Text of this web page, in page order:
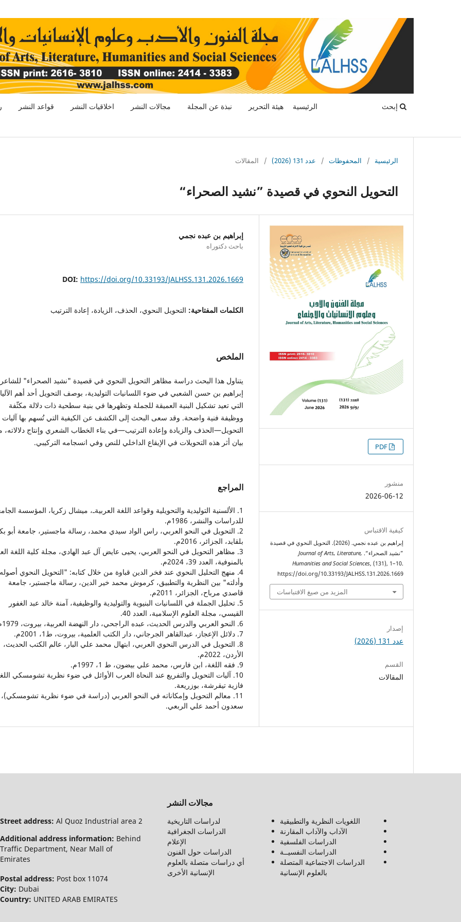
الرئيسية هيئة التحرير نبذة عن المجلة مجالات النشر اخلاقيات النشر قواعد النشر إبحث
الرئيسية / المحفوظات / عدد 131 (2026) / المقالات
التحويل النحوي في قصيدة ”نشيد الصحراء“
إبراهيم بن عبده نجمي
باحث دكتوراه
DOI: https://doi.org/10.33193/JALHSS.131.2026.1669
الكلمات المفتاحية: التحويل النحوي، الحذف، الزيادة، إعادة الترتيب
الملخص
يتناول هذا البحث دراسة مظاهر التحويل النحوي في قصيدة "نشيد الصحراء" للشاعر
إبراهيم بن حسن الشعبي في ضوء اللسانيات التوليدية، بوصف التحويل أحد أهم
التي تعيد تشكيل البنية العميقة للجملة وتظهرها في بنية سطحية ذات دلالة مكثّفة
ووظيفة فنية واضحة. وقد سعى البحث إلى الكشف عن الكيفية التي تُسهم بها آليات
التحويل—الحذف والزيادة وإعادة الترتيب—في بناء الخطاب الشعري وإنتاج دلالاته،
بيان أثر هذه التحويلات في الإيقاع الداخلي للنص وفي انسجامه التركيبي.
المراجع
1. الألسنية التوليدية والتحويلية وقواعد اللغة العربيةـ، ميشال زكريا، المؤسسة
للدراسات والنشر، 1986م.
2. التحويل في النحو العربي، راس الواد سيدي محمد، رسالة ماجستير، جامعة أبو
بلقايد، الجزائر، 2016م.
3. مظاهر التحويل في النحو العربي، يحيى عايض آل عبد الهادي، مجلة كلية اللغة
بالمنوفية، العدد 39، 2024م.
4. منهج التحليل النحوي عند فخر الدين قباوة من خلال كتابه: "التحويل النحوي أصوله
وأدلته" بين النظرية والتطبيق، كرموش محمد خير الدين، رسالة ماجستير، جامعة
قاصدي مرباح، الجزائر، 2011م.
5. تحليل الجملة في اللسانيات البنيوية والتوليدية والوظيفية، آمنة خالد عبد الغفور
القيسي، مجلة العلوم الإسلامية، العدد 40.
6. النحو العربي والدرس الحديث، عبده الراجحي، دار النهضة العربية، بيروت، 1979م.
7. دلائل الإعجاز، عبدالقاهر الجرجاني، دار الكتب العلمية، بيروت، ط1، 2001م.
8. التحويل في الدرس النحوي العربي، ابتهال محمد علي البار، عالم الكتب الحديث،
الأردن، 2022م.
9. فقه اللغة، ابن فارس، محمد علي بيضون، ط 1، 1997م.
10. آليات التحويل والتفريع عند النحاة العرب الأوائل في ضوء نظرية تشومسكي
فازية تيقرشة، بوزريعة.
11. معالم التحويل وإمكاناته في النحو العربي (دراسة في ضوء نظرية تشومسكي)،
سعدون أحمد علي الربعي.
التنزيلات
PDF
منشور
2026-06-12
كيفية الاقتباس
إبراهيم بن عبده نجمي. (2026). التحويل النحوي في قصيدة
”نشيد الصحراء“. Journal of Arts, Literature,
Humanities and Social Sciences, (131), 1–10.
https://doi.org/10.33193/JALHSS.131.2026.1669
المزيد من صيغ الاقتباسات
إصدار
عدد 131 (2026)
القسم
المقالات
مجالات النشر
اللغويات النظرية والتطبيقية
الآداب والآداب المقارنة
الدراسات الفلسفية
الدراسات النفسيــة
الدراسات الاجتماعية المتصلة
بالعلوم الإنسانية
لدراسات التاريخية
الدراسات الجغرافية
الإعلام
الدراسات حول الفنون
أي دراسات متصلة بالعلوم
الإنسانية الأخرى
Street address: Al Quoz Industrial area 2
Additional address information: Behind
Traffic Department, Near Mall of
Emirates
Postal address: Post box 11074
City: Dubai
Country: UNITED ARAB EMIRATES